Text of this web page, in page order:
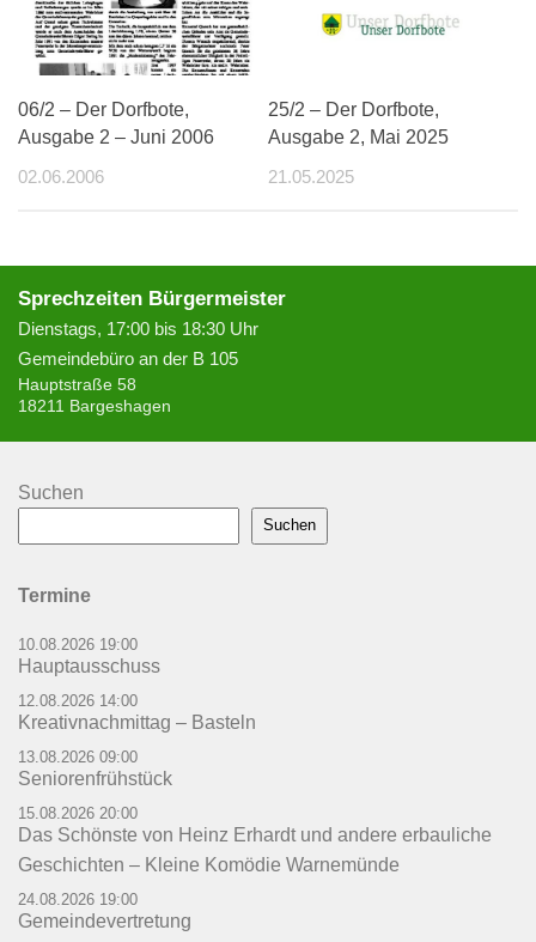
06/2 – Der Dorfbote,
Ausgabe 2 – Juni 2006
02.06.2006
25/2 – Der Dorfbote,
Ausgabe 2, Mai 2025
21.05.2025
Sprechzeiten Bürgermeister
Dienstags, 17:00 bis 18:30 Uhr
Gemeindebüro an der B 105
Hauptstraße 58
18211 Bargeshagen
Suchen
Suchen
Termine
10.08.2026 19:00
Hauptausschuss
12.08.2026 14:00
Kreativnachmittag – Basteln
13.08.2026 09:00
Seniorenfrühstück
15.08.2026 20:00
Das Schönste von Heinz Erhardt und andere erbauliche
Geschichten – Kleine Komödie Warnemünde
24.08.2026 19:00
Gemeindevertretung